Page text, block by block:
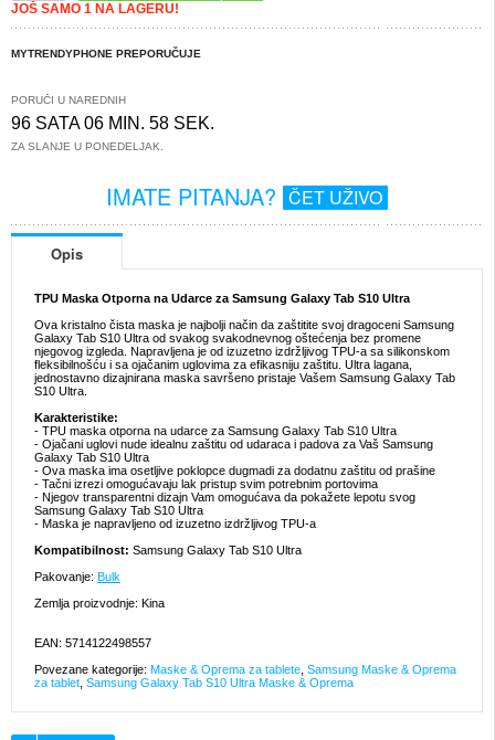
JOŠ SAMO 1 NA LAGERU!
MYTRENDYPHONE PREPORUČUJE
PORUČI U NAREDNIH
96 SATA 06 MIN. 58 SEK.
ZA SLANJE U PONEDELJAK.
IMATE PITANJA? ČET UŽIVO
Opis
TPU Maska Otporna na Udarce za Samsung Galaxy Tab S10 Ultra
Ova kristalno čista maska je najbolji način da zaštitite svoj dragoceni Samsung
Galaxy Tab S10 Ultra od svakog svakodnevnog oštećenja bez promene
njegovog izgleda. Napravljena je od izuzetno izdržljivog TPU-a sa silikonskom
fleksibilnošću i sa ojačanim uglovima za efikasniju zaštitu. Ultra lagana,
jednostavno dizajnirana maska savršeno pristaje Vašem Samsung Galaxy Tab
S10 Ultra.
Karakteristike:
- TPU maska otporna na udarce za Samsung Galaxy Tab S10 Ultra
- Ojačani uglovi nude idealnu zaštitu od udaraca i padova za Vaš Samsung
Galaxy Tab S10 Ultra
- Ova maska ima osetljive poklopce dugmadi za dodatnu zaštitu od prašine
- Tačni izrezi omogućavaju lak pristup svim potrebnim portovima
- Njegov transparentni dizajn Vam omogućava da pokažete lepotu svog
Samsung Galaxy Tab S10 Ultra
- Maska je napravljeno od izuzetno izdržljivog TPU-a
Kompatibilnost: Samsung Galaxy Tab S10 Ultra
Pakovanje: Bulk
Zemlja proizvodnje: Kina
EAN: 5714122498557
Povezane kategorije: Maske & Oprema za tablete Samsung Maske & Oprema
za tablet Samsung Galaxy Tab S10 Ultra Maske & Oprema